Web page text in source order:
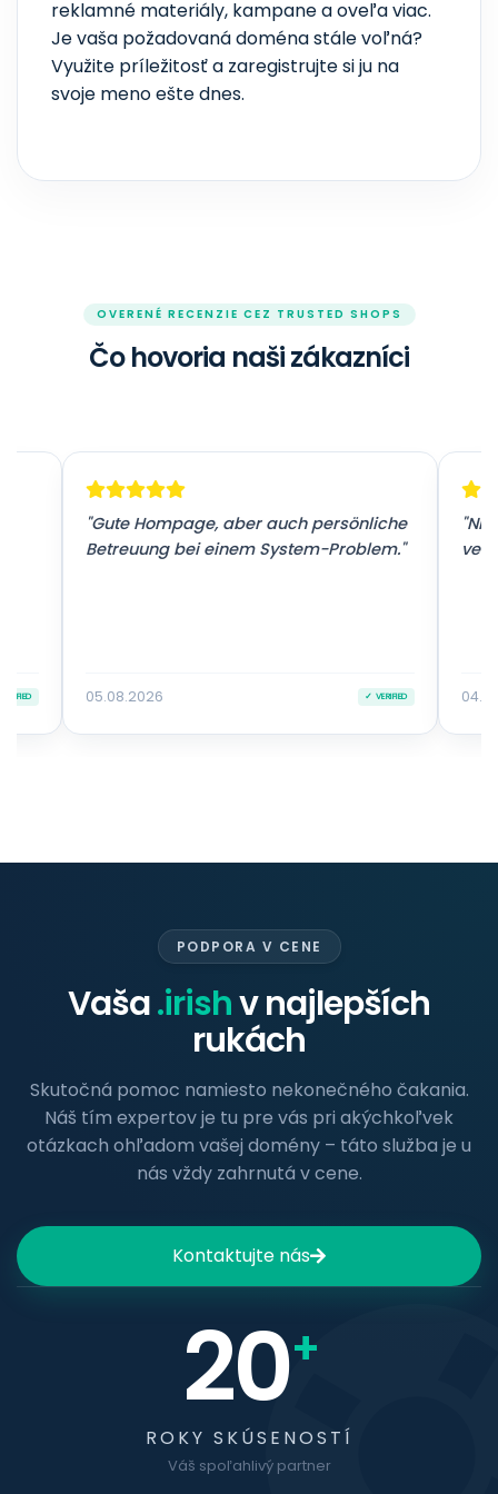
reklamné materiály, kampane a oveľa viac.
Je vaša požadovaná doména stále voľná?
Využite príležitosť a zaregistrujte si ju na
svoje meno ešte dnes.
OVERENÉ RECENZIE CEZ TRUSTED SHOPS
Čo hovoria naši zákazníci
"Gute Hompage, aber auch persönliche
Betreuung bei einem System-Problem."
05.08.2026 ✓ VERIFIED
PODPORA V CENE
Vaša.irishv najlepších
rukách
Skutočná pomoc namiesto nekonečného čakania.
Náš tím expertov je tu pre vás pri akýchkoľvek
otázkach ohľadom vašej domény – táto služba je u
nás vždy zahrnutá v cene.
Kontaktujte nás
20+
ROKY SKÚSENOSTÍ
Váš spoľahlivý partner